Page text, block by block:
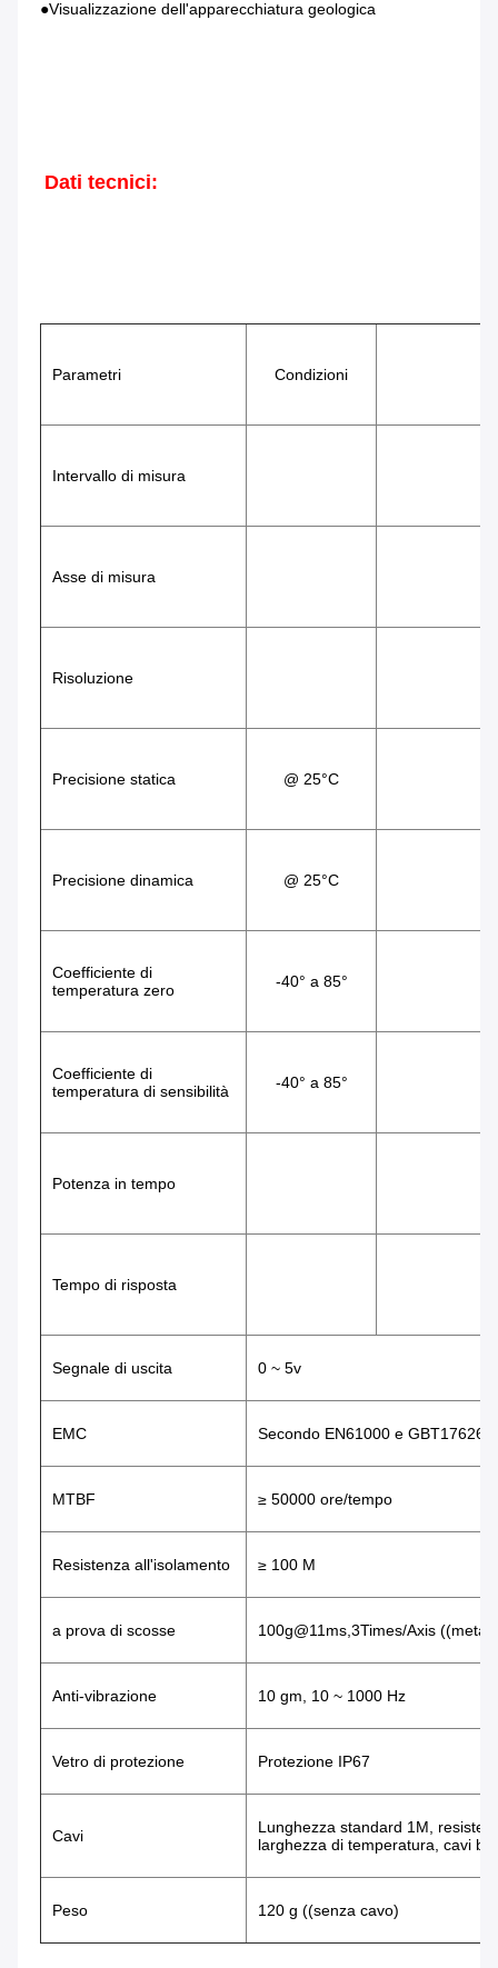
●Visualizzazione dell'apparecchiatura geologica
Dati tecnici:
Parametri Condizioni
Intervallo di misura
Asse di misura
Risoluzione
Precisione statica @ 25°C
Precisione dinamica @ 25°C
Coefficiente di
temperatura zero
-40° a 85°
Coefficiente di
temperatura di sensibilità
-40° a 85°
Potenza in tempo
Tempo di risposta
Segnale di uscita 0 ~ 5v
EMC Secondo EN61000 e GBT17626
MTBF ≥ 50000 ore/tempo
Resistenza all'isolamento ≥ 100 M
a prova di scosse 100g@11ms,3Times/Axis ((metà
Anti-vibrazione 10 gm, 10 ~ 1000 Hz
Vetro di protezione Protezione IP67
Cavi
Lunghezza standard 1M,
larghezza di temperatura, cavi
Peso 120 g ((senza cavo)